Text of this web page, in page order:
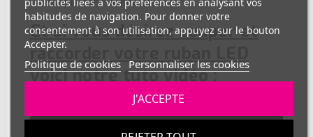
Et si vous désirez couper et
raccorder votre ruban LED
voici notre tuto vidéo :
habitudes de navigation. Pour donner votre
consentement à son utilisation, appuyez sur le bouton
Accepter.
Politique de cookies Personnaliser les cookies
J'ACCEPTE